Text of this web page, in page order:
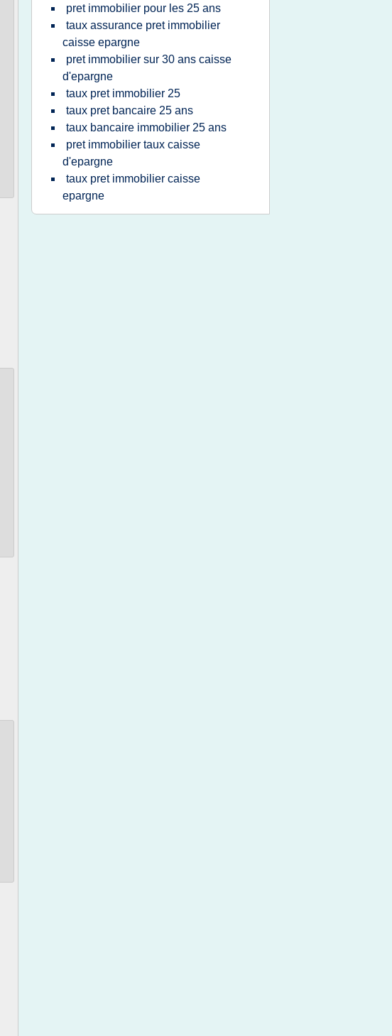
pret immobilier pour les 25 ans
taux assurance pret immobilier
caisse epargne
pret immobilier sur 30 ans caisse
d'epargne
taux pret immobilier 25
taux pret bancaire 25 ans
taux bancaire immobilier 25 ans
pret immobilier taux caisse
d'epargne
taux pret immobilier caisse
epargne